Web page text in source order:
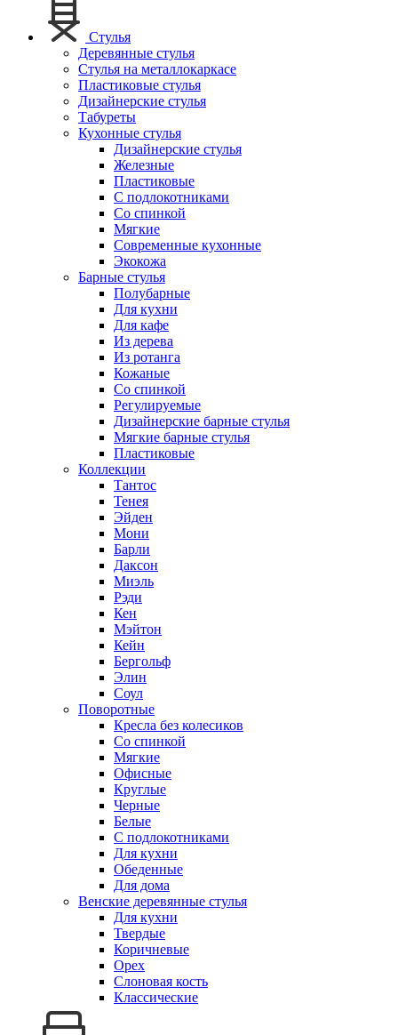
Стулья
Деревянные стулья
Стулья на металлокаркасе
Пластиковые стулья
Дизайнерские стулья
Табуреты
Кухонные стулья
Дизайнерские стулья
Железные
Пластиковые
С подлокотниками
Со спинкой
Мягкие
Современные кухонные
Экокожа
Барные стулья
Полубарные
Для кухни
Для кафе
Из дерева
Из ротанга
Кожаные
Со спинкой
Регулируемые
Дизайнерские барные стулья
Мягкие барные стулья
Пластиковые
Коллекции
Тантос
Тенея
Эйден
Мони
Барли
Даксон
Миэль
Рэди
Кен
Мэйтон
Кейн
Бергольф
Элин
Соул
Поворотные
Кресла без колесиков
Со спинкой
Мягкие
Офисные
Круглые
Черные
Белые
С подлокотниками
Для кухни
Обеденные
Для дома
Венские деревянные стулья
Для кухни
Твердые
Коричневые
Орех
Слоновая кость
Классические